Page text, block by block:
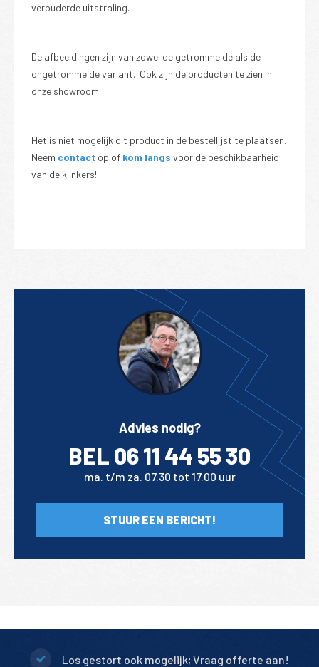
verouderde uitstraling.
De afbeeldingen zijn van zowel de getrommelde als de
ongetrommelde variant. Ook zijn de producten te zien in
onze showroom.
Het is niet mogelijk dit product in de bestellijst te plaatsen.
Neem contact op of kom langs voor de beschikbaarheid
van de klinkers!
Advies nodig?
BEL 06 11 44 55 30
ma. t/m za. 07.30 tot 17.00 uur
STUUR EEN BERICHT!
Los gestort ook mogelijk; Vraag offerte aan!